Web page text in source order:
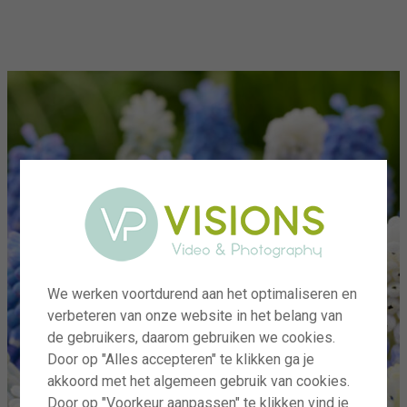
We werken voortdurend aan het optimaliseren en
verbeteren van onze website in het belang van
de gebruikers, daarom gebruiken we cookies.
Door op "Alles accepteren" te klikken ga je
akkoord met het algemeen gebruik van cookies.
Door op "Voorkeur aanpassen" te klikken vind je